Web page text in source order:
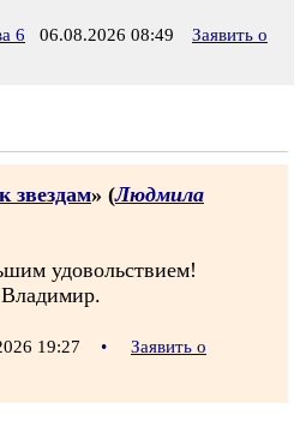
6 06.08.2026 08:49
Заявить о
звездам» (Людмила
удовольствием!
19:27 •
Заявить о